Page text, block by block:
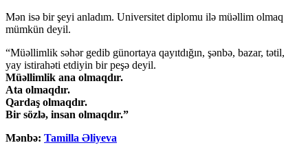
Mən isə bir şeyi anladım. Universitet diplomu ilə müəllim olmaq
mümkün deyil.
“Müəllimlik səhər gedib günortaya qayıtdığın, şənbə, bazar, tətil,
yay istirahəti etdiyin bir peşə deyil.
Müəllimlik ana olmaqdır.
Ata olmaqdır.
Qardaş olmaqdır.
Bir sözlə, insan olmaqdır.”
Mənbə: Tamilla Əliyeva